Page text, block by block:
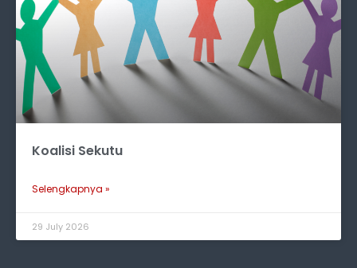
Koalisi Sekutu
Selengkapnya »
29 July 2026